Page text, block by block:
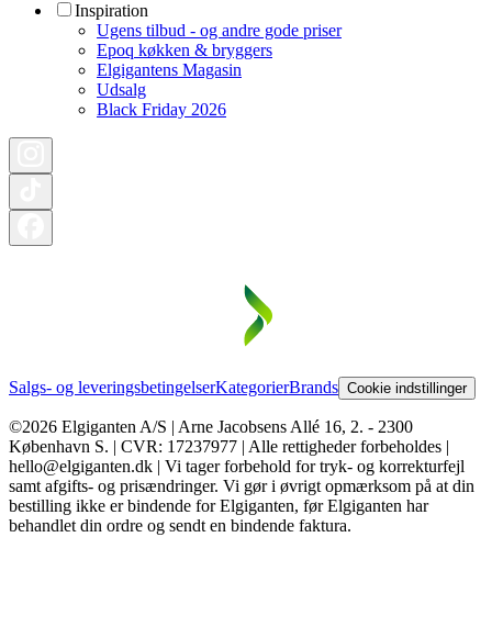
Inspiration
Ugens tilbud - og andre gode priser
Epoq køkken & bryggers
Elgigantens Magasin
Udsalg
Black Friday 2026
Salgs- og leveringsbetingelserKategorierBrands Cookie indstillinger
©2026 Elgiganten A/S | Arne Jacobsens Allé 16, 2. - 2300
København S. | CVR: 17237977 | Alle rettigheder forbeholdes |
hello@elgiganten.dk | Vi tager forbehold for tryk- og korrekturfejl
samt afgifts- og prisændringer. Vi gør i øvrigt opmærksom på at din
bestilling ikke er bindende for Elgiganten, før Elgiganten har
behandlet din ordre og sendt en bindende faktura.